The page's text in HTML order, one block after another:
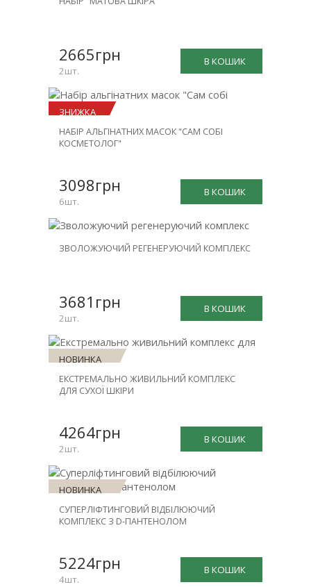
-25%
В КОШИК
2665грн
2шт.
ЗНИЖКА
-23%
НАБІР АЛЬГІНАТНИХ МАСОК "САМ СОБІ
КОСМЕТОЛОГ"
В КОШИК
3098грн
6шт.
НОВИНКА
-30%
ЗВОЛОЖУЮЧИЙ РЕГЕНЕРУЮЧИЙ КОМПЛЕКС
В КОШИК
3681грн
2шт.
НОВИНКА
ЗНИЖКА
ЕКСТРЕМАЛЬНО ЖИВИЛЬНИЙ КОМПЛЕКС
ДЛЯ СУХОЇ ШКІРИ
В КОШИК
4264грн
2шт.
НОВИНКА
ЗНИЖКА
СУПЕРЛІФТИНГОВИЙ ВІДБІЛЮЮЧИЙ
КОМПЛЕКС З D-ПАНТЕНОЛОМ
В КОШИК
5224грн
4шт.